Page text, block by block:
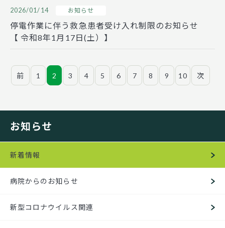
2026/01/14 お知らせ
停電作業に伴う救急患者受け入れ制限のお知らせ
【 令和8年1月17日(土）】
前 1 2 3 4 5 6 7 8 9 10 次
お知らせ
新着情報
病院からのお知らせ
新型コロナウイルス関連